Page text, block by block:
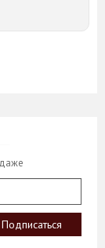
пришла
Билоба,
крылья